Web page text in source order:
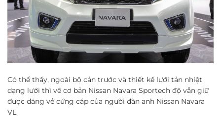
Có thể thấy, ngoài bộ cản trước và thiết kế lưới tản nhiệt
dạng lưới thì về cơ bản Nissan Navara Sportech độ vẫn giữ
được dáng vẻ cứng cáp của người đàn anh Nissan Navara
VL.